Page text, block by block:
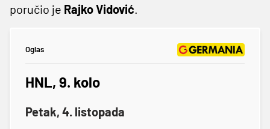
poručio je RajkoVidović.
Oglas
HNL, 9. kolo
Petak, 4. listopada